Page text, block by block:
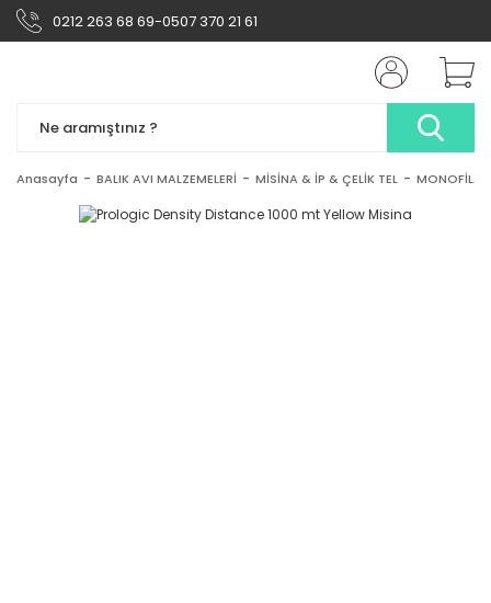
0212 263 68 69-0507 370 21 61
Anasayfa BALIK AVI MALZEMELERİ MİSİNA & İP & ÇELİK TEL